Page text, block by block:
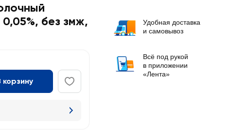
без змж,
корзину
Удобная доставка
и самовывоз
Всё под рукой
в приложении
«Лента»